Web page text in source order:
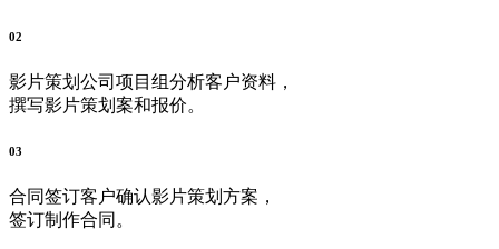
02
影片策划 公司项目组分析客户资料，
撰写影片策划案和报价。
03
合同签订客户确认影片策划方案，
签订制作合同。